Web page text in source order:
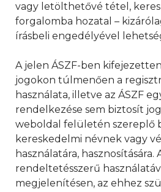
vagy letölthetővé tétel,
forgalomba hozatal –
írásbeli engedélyével
A jelen ÁSZF-ben
jogokon túlmenően a
használata, illetve az ÁSZF
rendelkezése sem biztosít
weboldal felületén szereplő
kereskedelmi névnek vagy
használatára, hasznosítására.
rendeltetésszerű
megjelenítésen, az ehhez